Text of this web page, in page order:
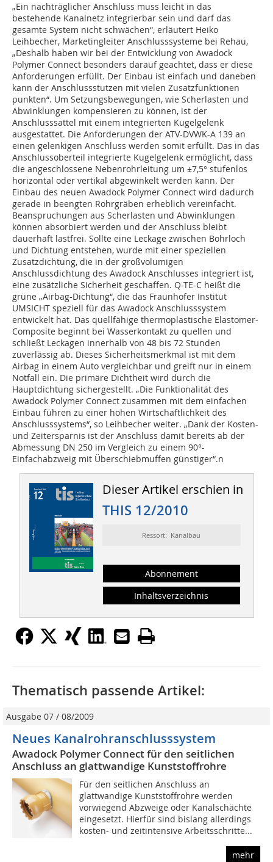
„Ein nachträglicher Anschluss muss leicht in das
bestehende Kanalnetz integrierbar sein und darf das
gesamte System nicht schwächen“, erläutert Heiko
Leihbecher, Marketingleiter Anschlusssysteme bei Rehau,
„Deshalb haben wir bei der Entwicklung von Awadock
Polymer Connect besonders darauf geachtet, dass er diese
Anforderungen erfüllt. Der Einbau ist einfach und daneben
kann der Anschlussstutzen mit vielen Zusatzfunktionen
punkten“. Um Setzungsbewegungen, wie Scherlasten und
Abwinklungen kompensieren zu können, ist der
Anschlusssattel mit einem integrierten Kugelgelenk
ausgestattet. Die Anforderungen der ATV-DVWK-A 139 an
einen gelenkigen Anschluss werden somit erfüllt. Das in das
Anschlussoberteil integrierte Kugelgelenk ermöglicht, dass
die angeschlossene Nebenrohrleitung um ±7,5° stufenlos
horizontal oder vertikal abgewinkelt werden kann. Der
Einbau des neuen Awadock Polymer Connect wird dadurch
gerade in beengten Rohrgräben erheblich vereinfacht.
Beanspruchungen aus Scherlasten und Abwinklungen
können absorbiert werden und der Anschluss bleibt
dauerhaft lastfrei. Sollte eine Leckage zwischen Bohrloch
und Dichtung entstehen, wurde mit einer speziellen
Zusatzdichtung, die in der großvolumigen
Anschlussdichtung des Awadock Anschlusses integriert ist,
eine zusätzliche Sicherheit geschaffen. Q-TE-C heißt die
grüne „Airbag-Dichtung“, die das Fraunhofer Institut
UMSICHT speziell für das Awadock Anschlusssystem
entwickelt hat. Das quellfähige thermoplastische Elastomer-
Composite beginnt bei Wasserkontakt zu quellen und
schließt Leckagen innerhalb von 48 bis 72 Stunden
zuverlässig ab. Dieses Sicherheitsmerkmal ist mit dem
Airbag in einem Auto vergleichbar und greift nur in einem
Notfall ein. Die primäre Dichtheit wird durch die
Hauptdichtung sichergestellt. „Die Funktionalität des
Awadock Polymer Connect zusammen mit dem einfachen
Einbau führen zu einer hohen Wirtschaftlichkeit des
Anschlusssystems“, so Leihbecher weiter. „Dank der Kosten-
und Zeitersparnis ist der Anschluss damit bereits ab der
Abmessung DN 250 im Vergleich zu einem 90°-
Einfachabzweig mit Überschiebmuffen günstiger“.n
Dieser Artikel erschien in
THIS 12/2010
Ressort: Kanalbau
Abonnement
Inhaltsverzeichnis
Thematisch passende Artikel:
Ausgabe 07 / 08/2009
Neues Kanalrohranschlusssystem
Awadock Polymer Connect für den seitlichen
Anschluss an glattwandige Kunststoffrohre
Für den seitlichen Anschluss an
glattwandige Kunststoffrohre werden
vorwiegend Abzweige oder Kanalschächte
eingesetzt. Hierfür sind bislang allerdings
kosten- und zeitintensive Arbeitsschritte...
mehr